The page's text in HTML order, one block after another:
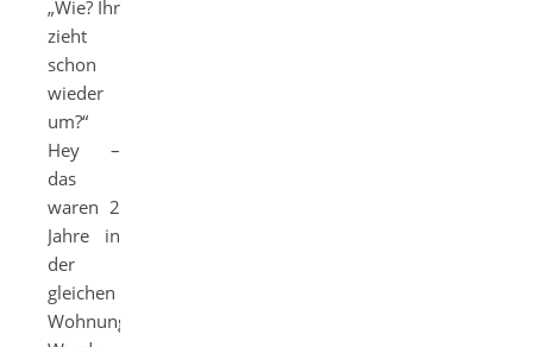
„Wie? Ihr
zieht
schon
wieder
um?“
Hey –
das
waren 2
Jahre in
der
gleichen
Wohnung.